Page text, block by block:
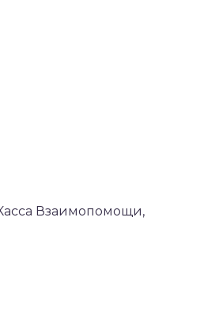
Взаимопомощи,